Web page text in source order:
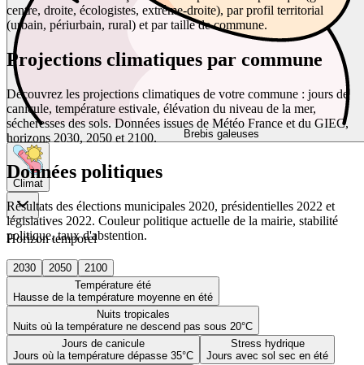
Brebis galeuses
Climat
Horizon temporel
2030 2050
2100
Température été
Hausse de la température moyenne en été
Nuits tropicales
Nuits où la température ne descend pas sous 20°C
Jours de canicule
Jours où la température dépasse 35°C
Stress hydrique
Jours avec sol sec en été
centre, droite, écologistes, extrême-droite), par profil territorial
(urbain, périurbain, rural) et par taille de commune.
Projections climatiques par commune
Découvrez les projections climatiques de votre commune : jours de
canicule, température estivale, élévation du niveau de la mer,
sécheresses des sols. Données issues de Météo France et du GIEC,
horizons 2030, 2050 et 2100.
Données politiques
Résultats des élections municipales 2020, présidentielles 2022 et
législatives 2022. Couleur politique actuelle de la mairie, stabilité
politique, taux d'abstention.